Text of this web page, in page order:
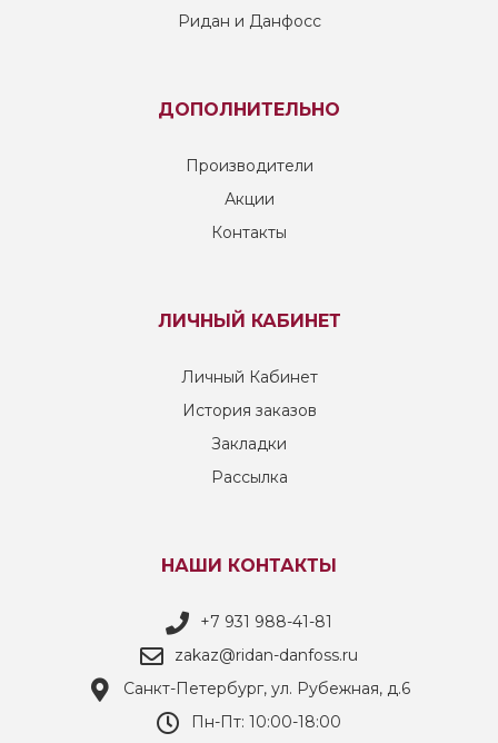
Ридан и Данфосс
ДОПОЛНИТЕЛЬНО
Производители
Акции
Контакты
ЛИЧНЫЙ КАБИНЕТ
Личный Кабинет
История заказов
Закладки
Рассылка
НАШИ КОНТАКТЫ
+7 931 988-41-81
zakaz@ridan-danfoss.ru
Санкт-Петербург, ул. Рубежная, д.6
Пн-Пт: 10:00-18:00